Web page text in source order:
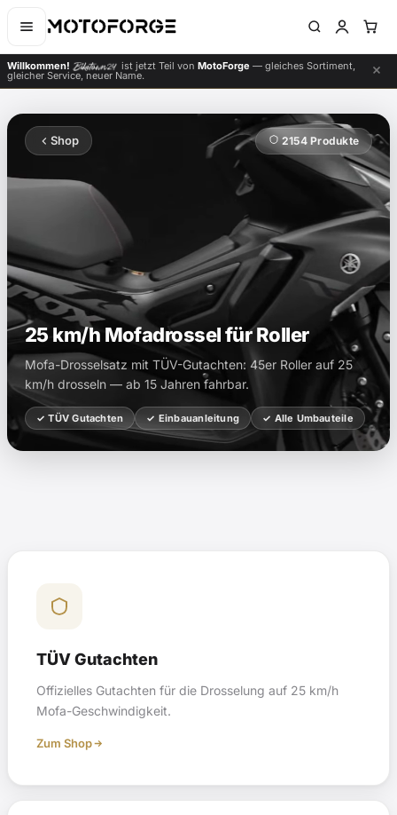
Willkommen! ist jetzt Teil von MotoForge — gleiches Sortiment,
gleicher Service, neuer Name.
Shop 2154 Produkte
25 km/h Mofadrossel für Roller
Mofa-Drosselsatz mit TÜV-Gutachten: 45er Roller auf 25
km/h drosseln — ab 15 Jahren fahrbar.
✓ TÜV Gutachten ✓ Einbauanleitung ✓ Alle Umbauteile
TÜV Gutachten
Offizielles Gutachten für die Drosselung auf 25 km/h
Mofa-Geschwindigkeit.
Zum Shop